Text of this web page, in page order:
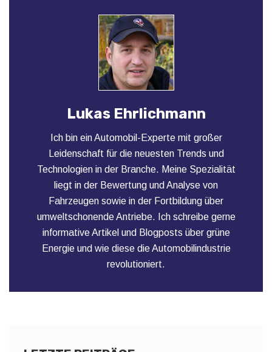
Lukas Ehrlichmann
Ich bin ein Automobil-Experte mit großer
Leidenschaft für die neuesten Trends und
Technologien in der Branche. Meine Spezialität
liegt in der Bewertung und Analyse von
Fahrzeugen sowie in der Fortbildung über
umweltschonende Antriebe. Ich schreibe gerne
informative Artikel und Blogposts über grüne
Energie und wie diese die Automobilindustrie
revolutioniert.